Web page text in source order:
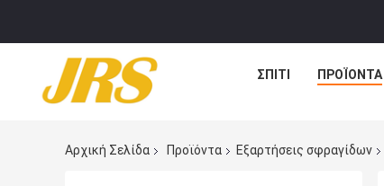
ΣΠΊΤΙ ΠΡΟΪΌΝΤΑ
Αρχική Σελίδα Προϊόντα Εξαρτήσεις σφραγίδων